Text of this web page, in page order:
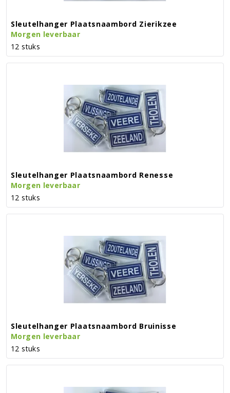
Sleutelhanger Plaatsnaambord Zierikzee
Morgen leverbaar
12 stuks
Sleutelhanger Plaatsnaambord Renesse
Morgen leverbaar
12 stuks
Sleutelhanger Plaatsnaambord Bruinisse
Morgen leverbaar
12 stuks